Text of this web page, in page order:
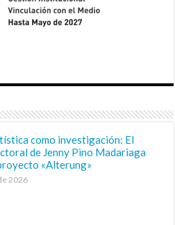
como investigación: El
de Jenny Pino Madariaga
«Alterung»
2026